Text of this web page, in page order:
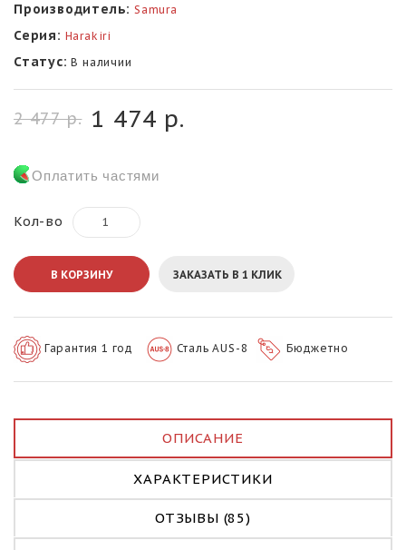
Производитель: Samura
Серия: Harakiri
Статус: В наличии
2 477 р. 1 474 р.
Оплатить частями
Кол-во
В КОРЗИНУ ЗАКАЗАТЬ В 1 КЛИК
Гарантия 1 год Сталь AUS-8 Бюджетно
ОПИСАНИЕ
ХАРАКТЕРИСТИКИ
ОТЗЫВЫ (85)